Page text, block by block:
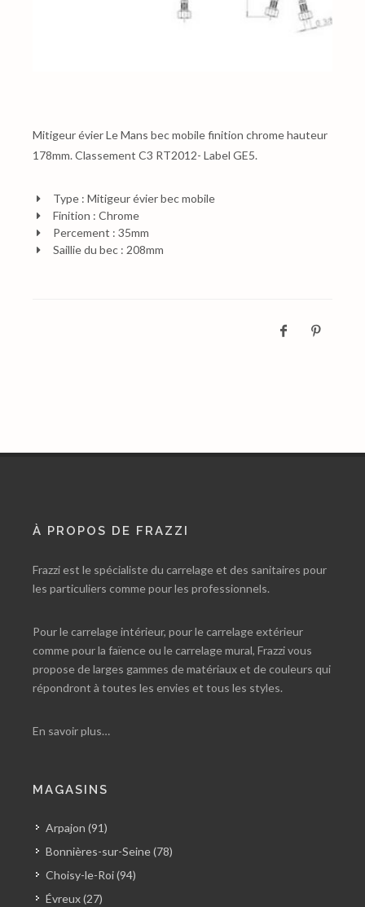
Mitigeur évier Le Mans bec mobile finition chrome hauteur
178mm. Classement C3 RT2012- Label GE5.
Type : Mitigeur évier bec mobile
Finition : Chrome
Percement : 35mm
Saillie du bec : 208mm
À PROPOS DE FRAZZI
Frazzi est le spécialiste du carrelage et des sanitaires pour
les particuliers comme pour les professionnels.
Pour le carrelage intérieur, pour le carrelage extérieur
comme pour la faïence ou le carrelage mural, Frazzi vous
propose de larges gammes de matériaux et de couleurs qui
répondront à toutes les envies et tous les styles.
En savoir plus…
MAGASINS
Arpajon (91)
Bonnières-sur-Seine (78)
Choisy-le-Roi (94)
Évreux (27)